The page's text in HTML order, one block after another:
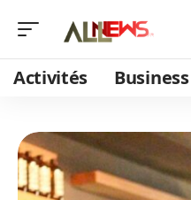
Activités Business